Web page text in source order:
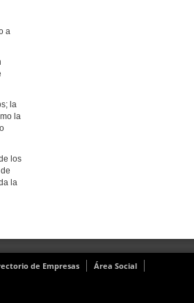
a
la
la
los
la
de Empresas
Área Social